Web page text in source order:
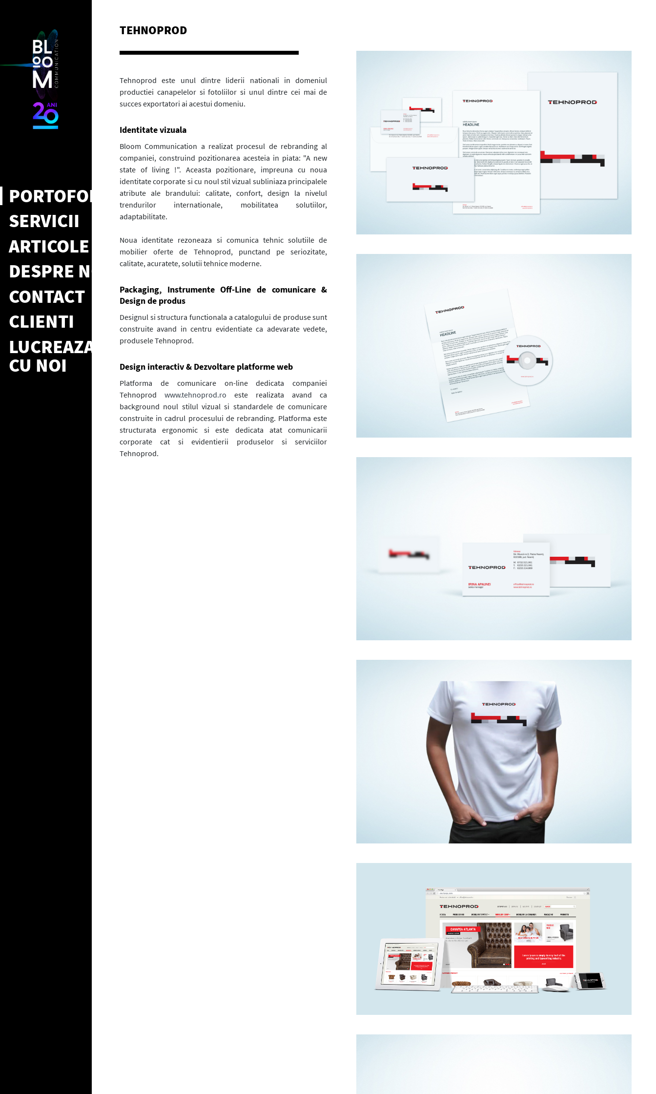
PORTOFOLIU
SERVICII
ARTICOLE
DESPRE NOI
CONTACT
CLIENTI
LUCREAZA
CU NOI
TEHNOPROD
Tehnoprod este unul dintre liderii nationali in domeniul
productiei canapelelor si fotoliilor si unul dintre cei mai de
succes exportatori ai acestui domeniu.
Identitate vizuala
Bloom Communication a realizat procesul de rebranding al
companiei, construind pozitionarea acesteia in piata: "A new
state of living !". Aceasta pozitionare, impreuna cu noua
identitate corporate si cu noul stil vizual subliniaza principalele
atribute ale brandului: calitate, confort, design la nivelul
trendurilor internationale, mobilitatea solutiilor,
adaptabilitate.
Noua identitate rezoneaza si comunica tehnic solutiile de
mobilier oferte de Tehnoprod, punctand pe seriozitate,
calitate, acuratete, solutii tehnice moderne.
Packaging, Instrumente Off-Line de comunicare &
Design de produs
Designul si structura functionala a catalogului de produse sunt
construite avand in centru evidentiate ca adevarate vedete,
produsele Tehnoprod.
Design interactiv & Dezvoltare platforme web
Platforma de comunicare on-line dedicata companiei
Tehnoprod www.tehnoprod.ro este realizata avand ca
background noul stilul vizual si standardele de comunicare
construite in cadrul procesului de rebranding. Platforma este
structurata ergonomic si este dedicata atat comunicarii
corporate cat si evidentierii produselor si serviciilor
Tehnoprod.